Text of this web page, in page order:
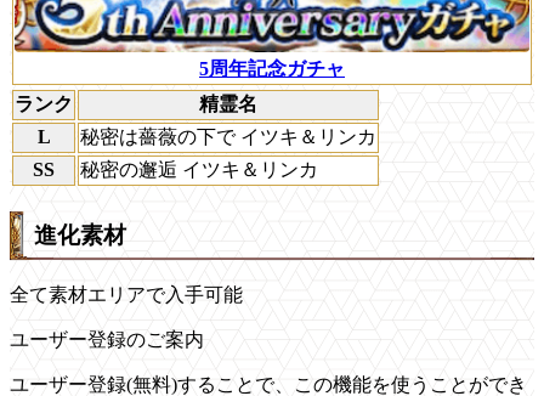
5周年記念ガチャ
ランク
精霊名
L
秘密は薔薇の下で イツキ＆リンカ
SS
秘密の邂逅 イツキ＆リンカ
進化素材
全て素材エリアで入手可能
ユーザー登録のご案内
ユーザー登録(無料)することで、この機能を使うことができ